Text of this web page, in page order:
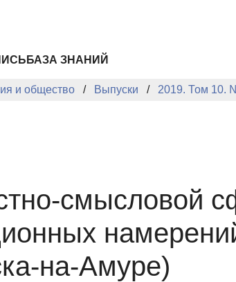
БАЗА ЗНАНИЙ
и общество Выпуски 2019. Том 10.
смысловой
на-Амуре)